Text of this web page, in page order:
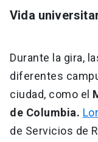
Vida
Durante la gira,
diferentes
ciudad, como el
de Columbia.
de Servicios de